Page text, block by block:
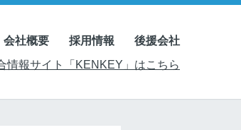
会社概要 採用情報 後援会社
情報サイト「KENKEY」はこちら